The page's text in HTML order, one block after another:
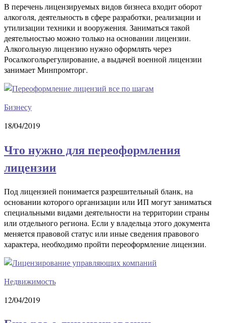
В перечень лицензируемых видов бизнеса входит оборот
алкоголя, деятельность в сфере разработки, реализации и
утилизации техники и вооружения. Заниматься такой
деятельностью можно только на основании лицензии.
Алкогольную лицензию нужно оформлять через
Росалкогольрегулирование, а выдачей военной лицензии
занимает Минпромторг.
Бизнесу
18/04/2019
Что нужно для переоформления
лицензии
Под лицензией понимается разрешительный бланк, на
основании которого организации или ИП могут заниматься
специальными видами деятельности на территории страны
или отдельного региона. Если у владельца этого документа
меняется правовой статус или иные сведения правового
характера, необходимо пройти переоформление лицензии.
Недвижимость
12/04/2019